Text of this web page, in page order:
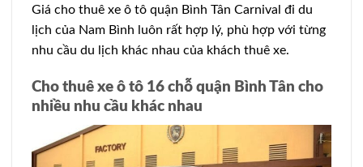
Giá cho thuê xe ô tô quận Bình Tân Carnival đi du
lịch của Nam Bình luôn rất hợp lý, phù hợp với từng
nhu cầu du lịch khác nhau của khách thuê xe.
Cho thuê xe ô tô 16 chỗ quận Bình Tân cho
nhiều nhu cầu khác nhau